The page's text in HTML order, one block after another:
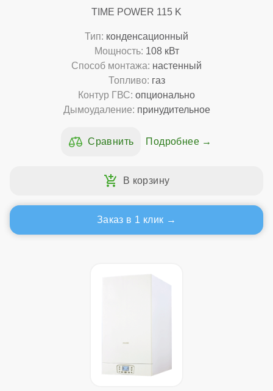
TIME POWER 115 K
Тип: конденсационный
Мощность: 108 кВт
Способ монтажа: настенный
Топливо: газ
Контур ГВС: опционально
Дымоудаление: принудительное
Подробнее
Заказ в 1 клик